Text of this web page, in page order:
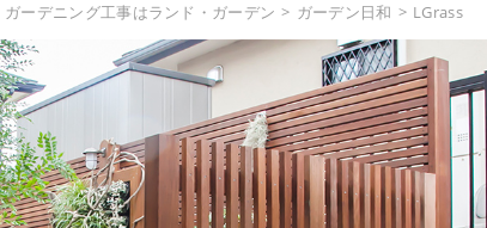
ーデニング工事はランド・ガーデン ガーデン日和 LGrass